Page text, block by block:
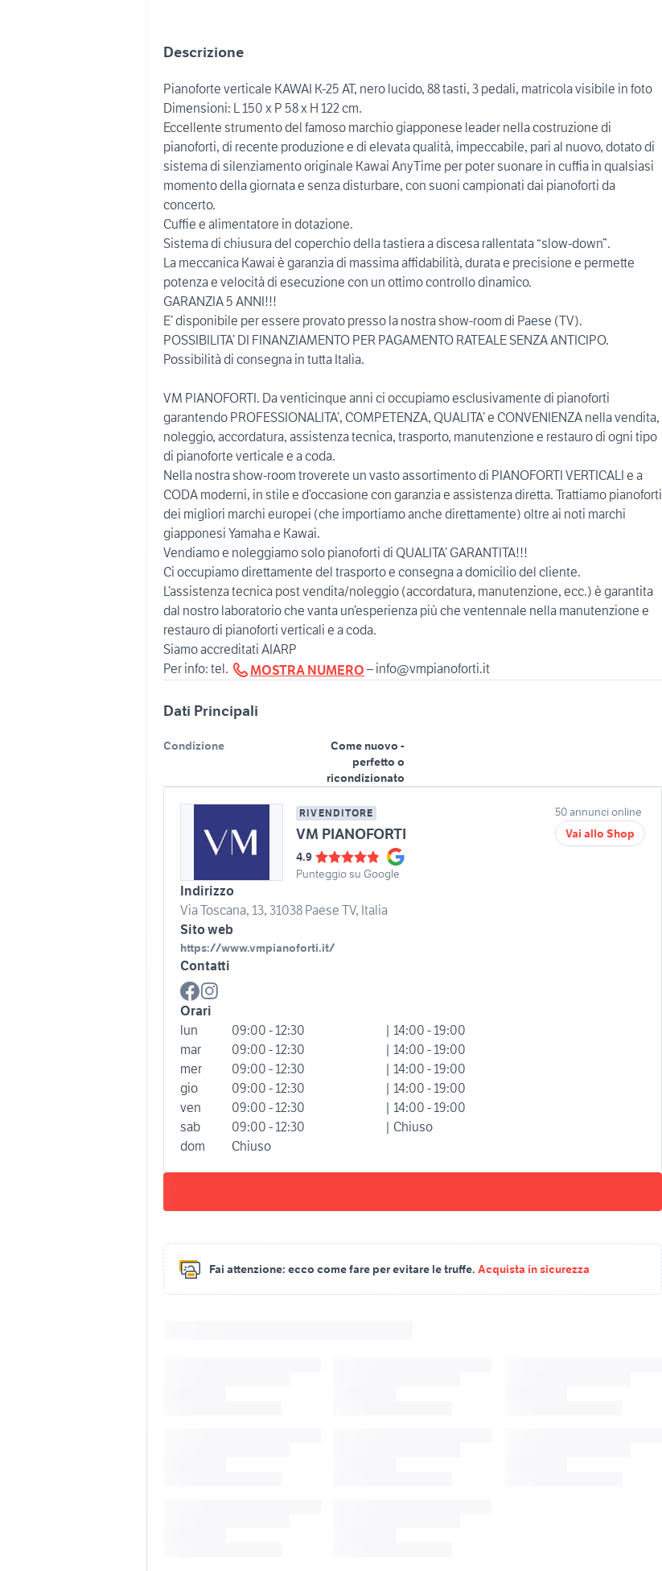
Descrizione
Pianoforte verticale KAWAI K-25 AT, nero lucido, 88 tasti, 3 pedali, matricola visibile in foto
Dimensioni: L 150 x P 58 x H 122 cm.
Eccellente strumento del famoso marchio giapponese leader nella costruzione di
pianoforti, di recente produzione e di elevata qualità, impeccabile, pari al nuovo, dotato di
sistema di silenziamento originale Kawai AnyTime per poter suonare in cuffia in qualsiasi
momento della giornata e senza disturbare, con suoni campionati dai pianoforti da
concerto.
Cuffie e alimentatore in dotazione.
Sistema di chiusura del coperchio della tastiera a discesa rallentata “slow-down”.
La meccanica Kawai è garanzia di massima affidabilità, durata e precisione e permette
potenza e velocità di esecuzione con un ottimo controllo dinamico.
GARANZIA 5 ANNI!!!
E’ disponibile per essere provato presso la nostra show-room di Paese (TV).
POSSIBILITA’ DI FINANZIAMENTO PER PAGAMENTO RATEALE SENZA ANTICIPO.
Possibilità di consegna in tutta Italia.
VM PIANOFORTI. Da venticinque anni ci occupiamo esclusivamente di pianoforti
garantendo PROFESSIONALITA’, COMPETENZA, QUALITA’ e CONVENIENZA nella vendita,
noleggio, accordatura, assistenza tecnica, trasporto, manutenzione e restauro di ogni tipo
di pianoforte verticale e a coda.
Nella nostra show-room troverete un vasto assortimento di PIANOFORTI VERTICALI e a
CODA moderni, in stile e d’occasione con garanzia e assistenza diretta. Trattiamo pianoforti
dei migliori marchi europei (che importiamo anche direttamente) oltre ai noti marchi
giapponesi Yamaha e Kawai.
Vendiamo e noleggiamo solo pianoforti di QUALITA’ GARANTITA!!!
Ci occupiamo direttamente del trasporto e consegna a domicilio del cliente.
L’assistenza tecnica post vendita/noleggio (accordatura, manutenzione, ecc.) è garantita
dal nostro laboratorio che vanta un’esperienza più che ventennale nella manutenzione e
restauro di pianoforti verticali e a coda.
Siamo accreditati AIARP
Per info: tel.
MOSTRA NUMERO – info@vmpianoforti.it
Dati Principali
Condizione
Come nuovo -
perfetto o
ricondizionato
RIVENDITORE
VM PIANOFORTI
4.9
Punteggio su Google
Indirizzo
Via Toscana, 13, 31038 Paese TV, Italia
Sito web
https://www.vmpianoforti.it/
Contatti
Orari
lun
09:00 - 12:30
| 14:00 - 19:00
mar
09:00 - 12:30
| 14:00 - 19:00
mer
09:00 - 12:30
| 14:00 - 19:00
gio
09:00 - 12:30
| 14:00 - 19:00
ven
09:00 - 12:30
| 14:00 - 19:00
sab
09:00 - 12:30
| Chiuso
dom
Chiuso
50 annunci online
Vai allo Shop
Fai attenzione: ecco come fare per evitare le truffe. Acquista in sicurezza